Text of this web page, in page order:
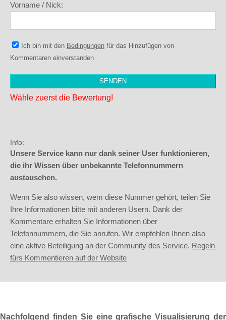
Vorname / Nick:
Ich bin mit den Bedingungen für das Hinzufügen von
Kommentaren einverstanden
Wähle zuerst die Bewertung!
Info:
Unsere Service kann nur dank seiner User funktionieren,
die ihr Wissen über unbekannte Telefonnummern
austauschen.
Wenn Sie also wissen, wem diese Nummer gehört, teilen Sie
Ihre Informationen bitte mit anderen Usern. Dank der
Kommentare erhalten Sie Informationen über
Telefonnummern, die Sie anrufen. Wir empfehlen Ihnen also
eine aktive Beteiligung an der Community des Service. Regeln
fürs Kommentieren auf der Website
Nachfolgend finden Sie eine grafische Visualisierung der